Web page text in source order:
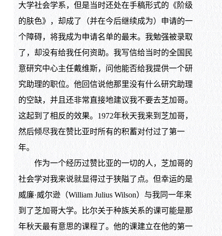
大学社会学系，但是当时还处在手稿形式的《阶级
的肤色》，却成了（并在今后继续成为）申请的一
个障碍，将我成为申请名单的最末。我勉强被录取
了，却没有给我任何资助。我写信给当时的全国民
意研究中心主任戴维斯，问他能否给我提供一个研
究助理的职位。他回信说他那里没有什么研究助理
的空缺，并且还非常直接地建议我不要去芝加哥。
这起到了相反的效果。1972年秋天我来到芝加哥，
然后倾尽我在赞比亚时所有的积蓄对付过了第一
年。
作为一个经历过赞比亚的一切的人，芝加哥的
社会学对我来说就显得过于狭隘了点。但幸运的是
威廉·威尔逊（William Julius Wilson）与我同一年来
到了芝加哥大学。比尔关于种族关系的课可能是那
年秋天最有意思的课程了。他的课建立在他的第一